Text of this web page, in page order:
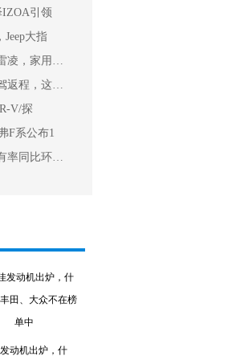
引领
大指
丰田旗下爆款车型全新雷凌，家用轿车中
实用干货：疫情期间自驾返程，这些细节
V/探
F系公布1
拓陆者开年首月市场占有率同比环比双增
动机出炉，什